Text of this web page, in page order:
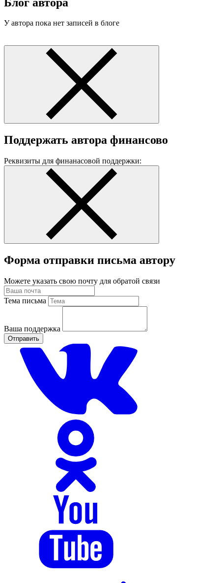
У автора пока нет записей в блоге
Поддержать автора финансово
Реквизиты для финанасовой поддержки:
Форма отправки письма автору
Можете указать свою почту для обратой связи
Тема письма
Ваша поддержка
Отправить